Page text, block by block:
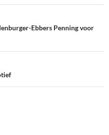
Ebbers Penning voor